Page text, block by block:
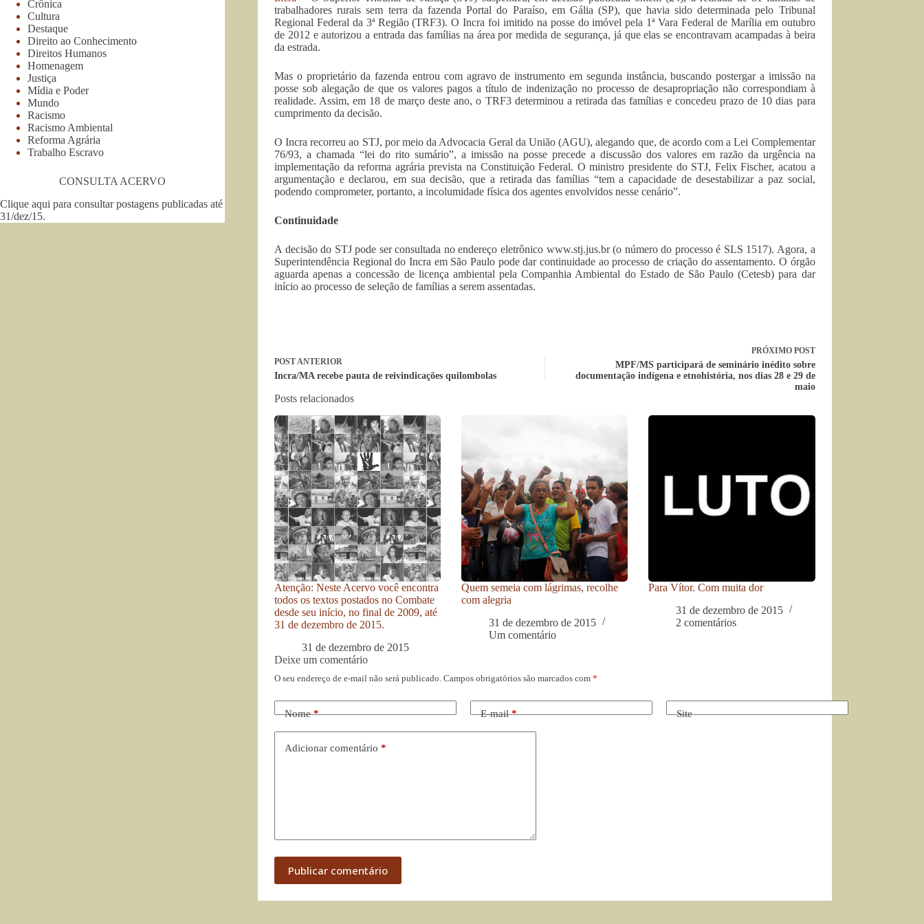
trabalhadores rurais sem terra da fazenda Portal do Paraíso, em Gália (SP), que havia sido determinada pelo Tribunal
Regional Federal da 3ª Região (TRF3). O Incra foi imitido na posse do imóvel pela 1ª Vara Federal de Marília em outubro
de 2012 e autorizou a entrada das famílias na área por medida de segurança, já que elas se encontravam acampadas à beira
da estrada.
Mas o proprietário da fazenda entrou com agravo de instrumento em segunda instância, buscando postergar a imissão na
posse sob alegação de que os valores pagos a título de indenização no processo de desapropriação não correspondiam à
realidade. Assim, em 18 de março deste ano, o TRF3 determinou a retirada das famílias e concedeu prazo de 10 dias para
cumprimento da decisão.
O Incra recorreu ao STJ, por meio da Advocacia Geral da União (AGU), alegando que, de acordo com a Lei Complementar
76/93, a chamada “lei do rito sumário”, a imissão na posse precede a discussão dos valores em razão da urgência na
implementação da reforma agrária prevista na Constituição Federal. O ministro presidente do STJ, Felix Fischer, acatou a
argumentação e declarou, em sua decisão, que a retirada das famílias “tem a capacidade de desestabilizar a paz social,
podendo comprometer, portanto, a incolumidade física dos agentes envolvidos nesse cenário”.
Continuidade
A decisão do STJ pode ser consultada no endereço eletrônico www.stj.jus.br (o número do processo é SLS 1517). Agora, a
Superintendência Regional do Incra em São Paulo pode dar continuidade ao processo de criação do assentamento. O órgão
aguarda apenas a concessão de licença ambiental pela Companhia Ambiental do Estado de São Paulo (Cetesb) para dar
início ao processo de seleção de famílias a serem assentadas.
POSTANTERIOR
Incra/MA recebe pauta de reivindicações quilombolas
PRÓXIMO POST
MPF/MS participará de seminário inédito sobre
documentação indígena e etnohistória, nos dias 28 e 29 de
maio
Posts relacionados
Atenção: Neste Acervo você encontra
todos os textos postados no Combate
desde seu início, no final de 2009, até
31 de dezembro de 2015.
31 de dezembro de 2015
Quem semeia com lágrimas, recolhe
com alegria
31 de dezembro de 2015
Um comentário
Para Vítor. Com muita dor
31 de dezembro de 2015
2 comentários
Deixe um comentário
O seu endereço de e-mail não será publicado. Campos obrigatórios são marcados com *
Nome* E-mail* Site
Adicionar comentário *
Publicar comentário
Crônica
Cultura
Destaque
Direito ao Conhecimento
Direitos Humanos
Homenagem
Justiça
Mídia e Poder
Mundo
Racismo
Racismo Ambiental
Reforma Agrária
Trabalho Escravo
CONSULTA ACERVO
Clique aqui para consultar postagens publicadas até
31/dez/15.